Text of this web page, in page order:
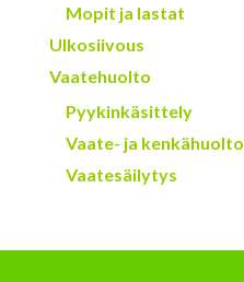
Mopit ja lastat
Ulkosiivous
Vaatehuolto
Pyykinkäsittely
Vaate- ja kenkähuolto
Vaatesäilytys